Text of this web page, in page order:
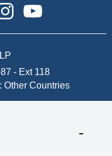
- Ext 118
Other Countries